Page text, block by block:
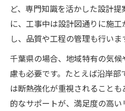
ど、専門知識を活かした設計
に、工事中は設計図通りに施
し、品質や工程の管理も行いま
千葉県の場合、地域特有の気
慮も必要です。たとえば沿岸
は断熱強化が重視されること
的なサポートが、満足度の高